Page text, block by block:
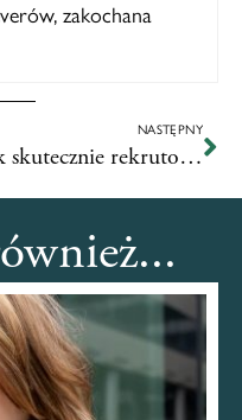
zakochana
NASTĘPNY
Jak skutecznie rekrutować współpracowników? 10 sprawdzonych rad od Pani Manager!